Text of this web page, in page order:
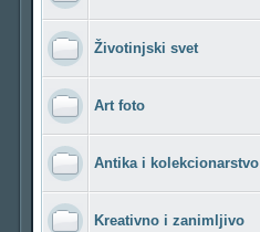
Životinjski svet
Art foto
Antika i kolekcionarstvo
Kreativno i zanimljivo